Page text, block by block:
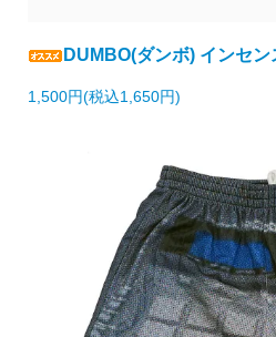
DUMBO(ダンボ) インセ
1,500円(税込1,650円)